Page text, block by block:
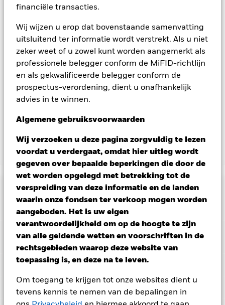
financiële transacties.
Wij wijzen u erop dat bovenstaande samenvatting
uitsluitend ter informatie wordt verstrekt. Als u niet
zeker weet of u zowel kunt worden aangemerkt als
professionele belegger conform de MiFID-richtlijn
en als gekwalificeerde belegger conform de
prospectus-verordening, dient u onafhankelijk
advies in te winnen.
Algemene gebruiksvoorwaarden
Wij verzoeken u deze pagina zorgvuldig te lezen
voordat u verdergaat, omdat hier uitleg wordt
gegeven over bepaalde beperkingen die door de
wet worden opgelegd met betrekking tot de
verspreiding van deze informatie en de landen
waarin onze fondsen ter verkoop mogen worden
aangeboden. Het is uw eigen
verantwoordelijkheid om op de hoogte te zijn
van alle geldende wetten en voorschriften in de
rechtsgebieden waarop deze website van
toepassing is, en deze na te leven.
Om toegang te krijgen tot onze websites dient u
tevens kennis te nemen van de bepalingen in
potentieel besmettingsrisico (ook bekend als spill-over) voor
beheermaatschappij van het fonds waarborgt dat er
geschikte procedures worden gebruikt om het
besmettingsrisico voor andere aandelenklassen te
het fonds, kunt u een lijst van alle aandelenklassen in het
fonds bekijken – aandelenklassen met valutahedging worden
aangegeven door het woord 'Hedged' in de naam van de
aandelenklasse. Daarnaast is een volledige lijst van alle
verkrijgbaar bij de beheermaatschappij van het fonds.
Toon minder
Tactical Opportunities Fund
Risicometer
Performance
Grafiek
Volledige grafiek bekijken
Rendement
Aandelen en aandelengerelateerde effecten kunnen worden
beïnvloed door dagelijkse schommelingen op de
aandelenmarkten. Vastrentende effecten kunnen worden
en potentiële of werkelijke verlagingen van de kredietrating.
Vastrentende effecten met een rating lager dan
beleggingskwaliteit kunnen gevoeliger zijn voor deze
gebeurtenissen. ABS en MBS maken vaak gebruik van
Kerngegevens
per 06/aug/2026
Portefeuille kenmerken
Aantal posities
per 30/jun/2026
Ratings